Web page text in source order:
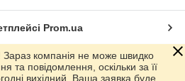
Prom.ua
компанія не може швидко
та повідомлення, оскільки за її
вихідний. Ваша заявка буде